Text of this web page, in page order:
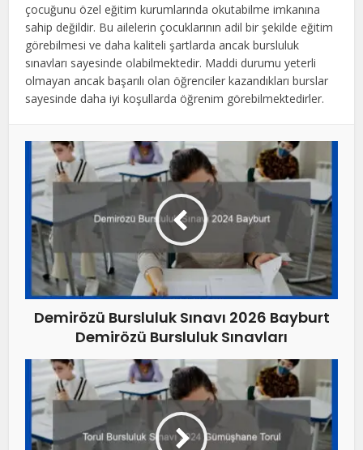
çocuğunu özel eğitim kurumlarında okutabilme imkanına
sahip değildir. Bu ailelerin çocuklarının adil bir şekilde eğitim
görebilmesi ve daha kaliteli şartlarda ancak bursluluk
sınavları sayesinde olabilmektedir. Maddi durumu yeterli
olmayan ancak başarılı olan öğrenciler kazandıkları burslar
sayesinde daha iyi koşullarda öğrenim görebilmektedirler.
Demirözü Bursluluk Sınavı 2026 Bayburt
Demirözü Bursluluk Sınavları